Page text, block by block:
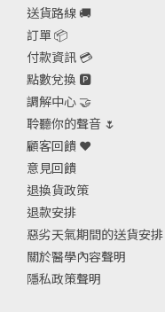
送貨路線 🚚
訂單 📦
付款資訊 💳
點數兌換 🅿️
調解中心 🤝
聆聽你的聲音 🌷
顧客回饋 ❤️
意見回饋
退換貨政策
退款安排
惡劣天氣期間的送貨安排
關於醫學內容聲明
隱私政策聲明